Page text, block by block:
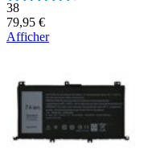
Nombre d'avis :
38
79,95 €
Afficher